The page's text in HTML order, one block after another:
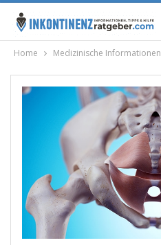
Home Medizinische Informationen